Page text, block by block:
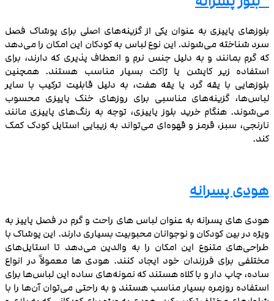
بلوزهای پاییزی به عنوان یکی از گزینه‌های اصلی برای پوشاک فصل
سرد شناخته می‌شوند. این نوع لباس به کودکان این امکان را می‌دهد
که گرم بمانند و به دلیل جنس نرم و انعطاف‌ پذیری که دارند، برای
استفاده زیر کاپشن یا ژاکت بسیار مناسب هستند. همچنین
بلوزهایی با یقه گرد یا یقه هفت، به دلیل قابلیت ترکیب با سایر
لباس‌ها، گزینه‌های مناسبی برای روزهای خنک پاییزی محسوب
می‌شوند. هنگام خرید بلوز پاییزی، توجه به رنگ‌های پاییزی مانند
نارنجی، سبز، قرمز و قهوه‌ای می‌تواند به زیبایی استایل کودک کمک
کند.
هودی پسرانه
هودی‌ های پسرانه به عنوان لباس‌ های راحت و گرم در فصل پاییز به
ویژه در بین کودکان و نوجوانان محبوبیت بسیاری دارند. این پوشاک با
طراحی‌های متنوع این امکان را به والدین می‌دهد تا استایل‌های
مختلفی برای فرزندان خود ایجاد کنند. هودی‌ ها معمولاً در انواع
ساده، چاپ‌ دار و با کلاه هستند که نمونه‌های ساده این لباس‌ها برای
استفاده روزمره بسیار مناسب هستند و به راحتی می‌توان آن‌ها را با